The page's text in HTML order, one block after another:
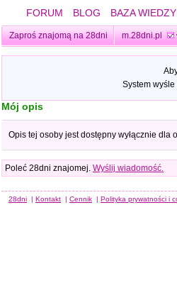
FORUM BLOG BAZA WIEDZY
Zaproś znajomą na 28dni m.28dni.pl
System
Mój opis
Opis tej osoby jest dostępny wyłącznie dla
Poleć 28dni znajomej. Wyślij wiadomość.
28dni | Kontakt | Cennik | Polityka prywatności i